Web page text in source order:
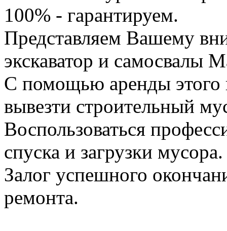
100% - гарантируем.
Представляем Вашему
экскаватор и самосвалы
С помощью аренды этого
вывезти строительный
Воспользоваться
спуска и загрузки мусора.
Залог успешного
ремонта.